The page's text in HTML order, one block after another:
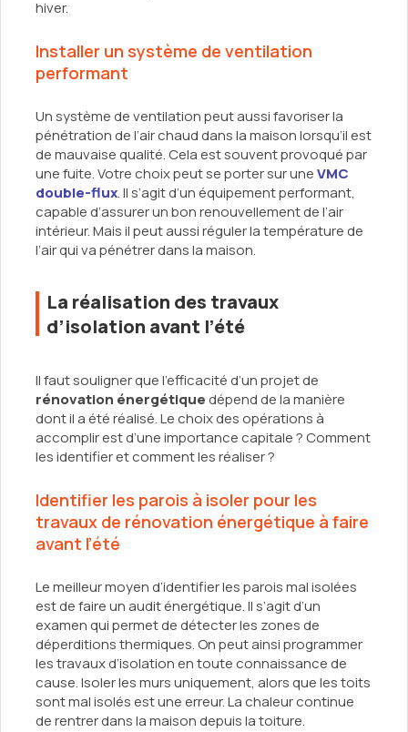
hiver.
Installer un système de ventilation
performant
Un système de ventilation peut aussi favoriser la
pénétration de l’air chaud dans la maison lorsqu’il est
de mauvaise qualité. Cela est souvent provoqué par
une fuite. Votre choix peut se porter sur uneVMC
double-flux. Il s’agit d’un équipement performant,
capable d’assurer un bon renouvellement de l’air
intérieur. Mais il peut aussi réguler la température de
l’air qui va pénétrer dans la maison.
La réalisation des travaux
d’isolation avant l’été
Il faut souligner que l’efficacité d’un projet de
rénovation énergétique dépend de la manière
dont il a été réalisé. Le choix des opérations à
accomplir est d’une importance capitale ? Comment
les identifier et comment les réaliser ?
Identifier les parois à isoler pour les
travaux de rénovation énergétique à faire
avant l’été
Le meilleur moyen d’identifier les parois mal isolées
est de faire un audit énergétique. Il s’agit d’un
examen qui permet de détecter les zones de
déperditions thermiques. On peut ainsi programmer
les travaux d’isolation en toute connaissance de
cause. Isoler les murs uniquement, alors que les toits
sont mal isolés est une erreur. La chaleur continue
de rentrer dans la maison depuis la toiture.